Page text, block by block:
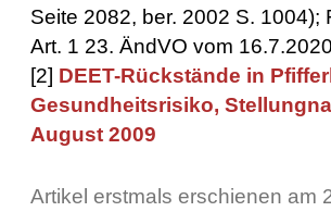
Seite 2082, ber. 2002 S.
Art. 1 23. ÄndVO vom
[2] DEET-Rückstände in
Gesundheitsrisiko,
August 2009
Artikel erstmals erschienen am